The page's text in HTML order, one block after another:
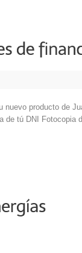
producto de
de tú DNI